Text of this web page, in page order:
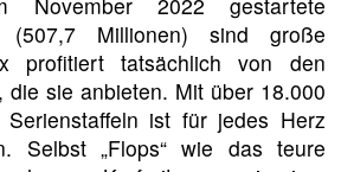
(507,7 Millionen) sind große
profitiert tatsächlich von den
die sie anbieten. Mit über 18.000
Serienstaffeln ist für jedes Herz
Selbst „Flops“ wie das teure